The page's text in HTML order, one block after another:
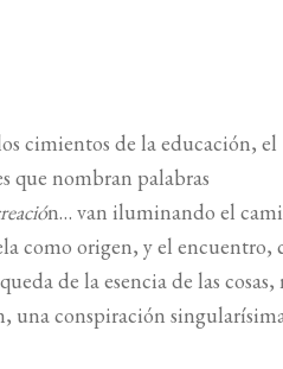
cimientos de la educación, el
que nombran palabras
n… van iluminando el
como origen, y el encuentro,
de la esencia de las cosas,
una conspiración